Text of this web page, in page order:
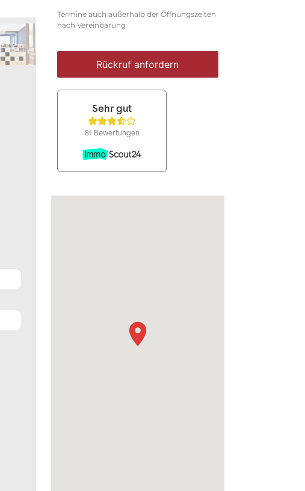
Termine auch außerhalb der Öffnungszeiten
nach Vereinbarung
Rückruf anfordern